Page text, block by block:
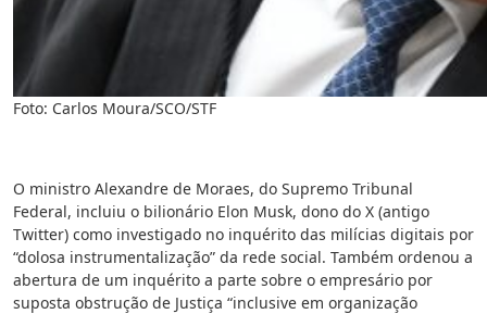
Foto: Carlos Moura/SCO/STF
O ministro Alexandre de Moraes, do Supremo Tribunal
Federal, incluiu o bilionário Elon Musk, dono do X (antigo
Twitter) como investigado no inquérito das milícias digitais por
“dolosa instrumentalização” da rede social. Também ordenou a
abertura de um inquérito a parte sobre o empresário por
suposta obstrução de Justiça “inclusive em organização